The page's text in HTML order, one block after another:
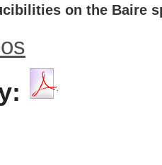
on the Baire